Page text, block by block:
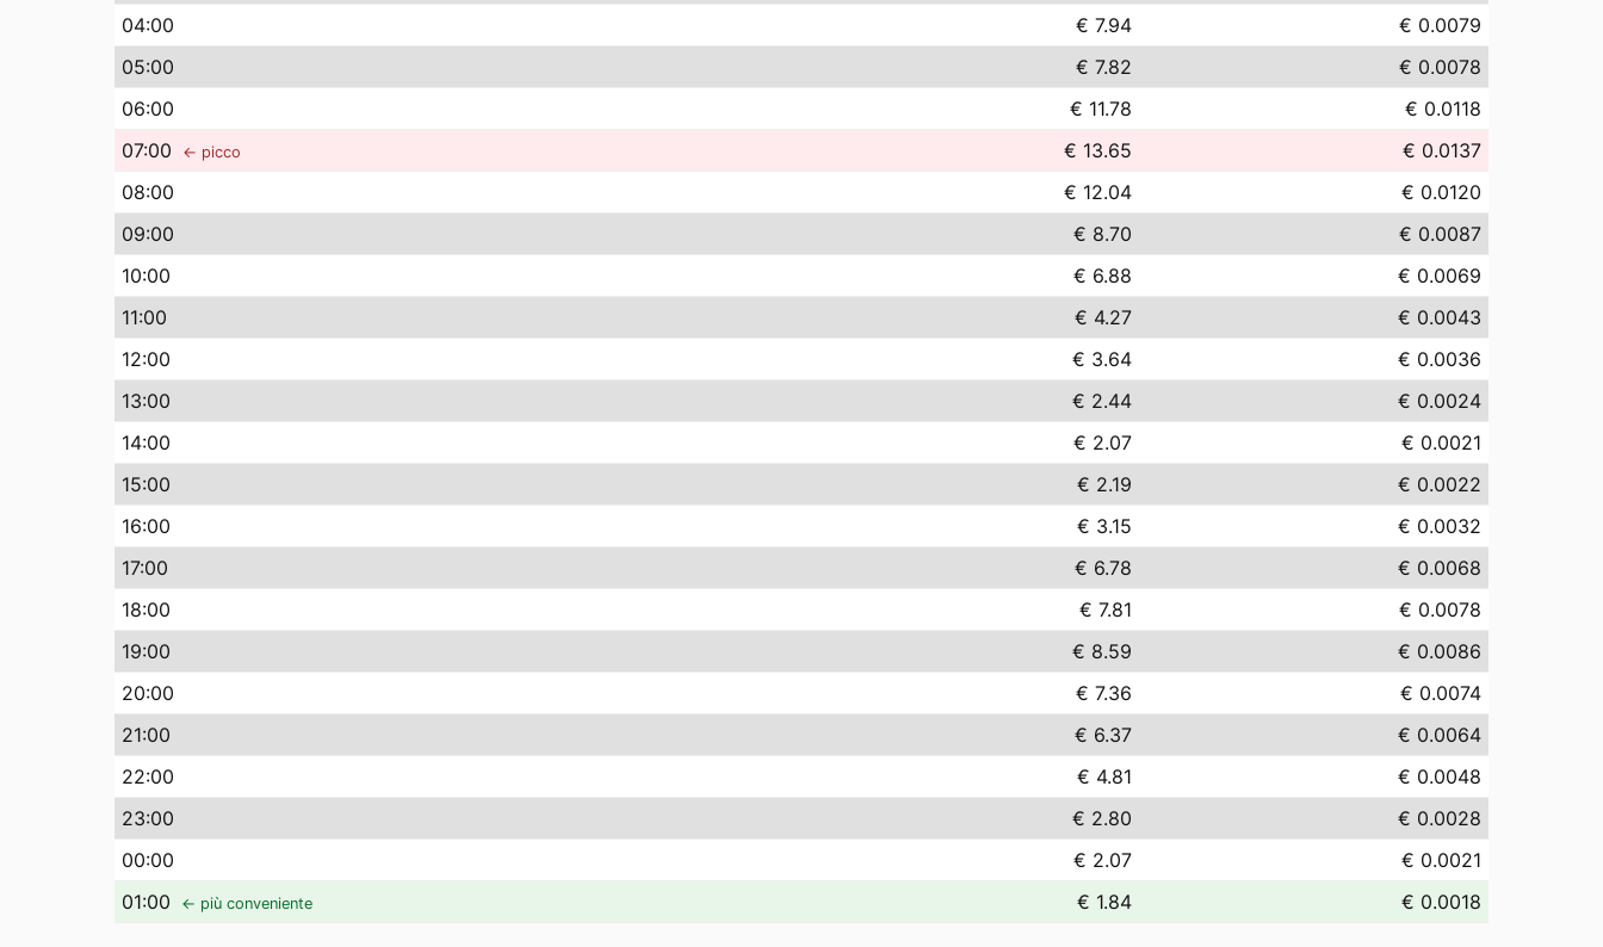
04:00 € 7.94
€ 0.0079
05:00 € 7.82
€ 0.0078
06:00 € 11.78
€ 0.0118
07:00 ← picco € 13.65
€ 0.0137
08:00 € 12.04
€ 0.0120
09:00 € 8.70
€ 0.0087
10:00 € 6.88
€ 0.0069
11:00 € 4.27
€ 0.0043
12:00 € 3.64
€ 0.0036
13:00 € 2.44
€ 0.0024
14:00 € 2.07
€ 0.0021
15:00 € 2.19
€ 0.0022
16:00 € 3.15
€ 0.0032
17:00 € 6.78
€ 0.0068
18:00 € 7.81
€ 0.0078
19:00 € 8.59
€ 0.0086
20:00 € 7.36
€ 0.0074
21:00 € 6.37
€ 0.0064
22:00 € 4.81
€ 0.0048
23:00 € 2.80
€ 0.0028
00:00 € 2.07
€ 0.0021
01:00 ← più conveniente € 1.84 € 0.0018